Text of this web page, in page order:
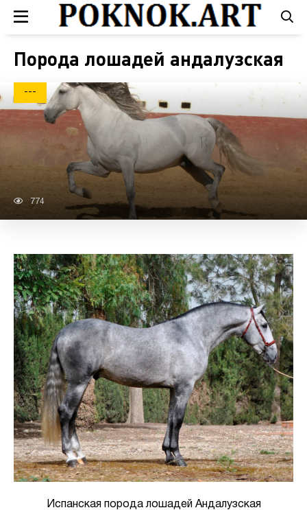
Порода лошадей андалузская
---
774
Испанская порода лошадей Андалузская